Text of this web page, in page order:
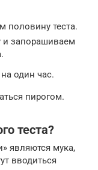
половину теста.
и запорашиваем
один час.
пирогом.
теста?
являются мука,
вводиться